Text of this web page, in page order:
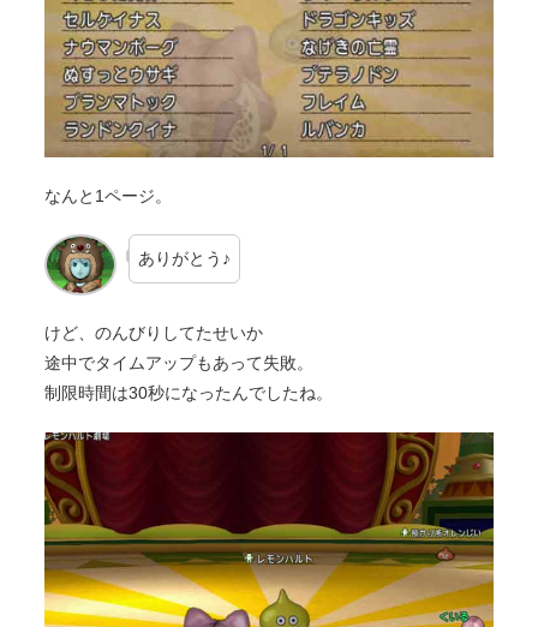
なんと1ページ。
ありがとう♪
けど、のんびりしてたせいか
途中でタイムアップもあって失敗。
制限時間は30秒になったんでしたね。